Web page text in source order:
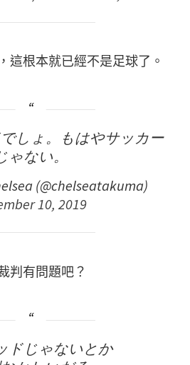
這根本就已經不是足球了。
しょ。もはやサッカー
ゃない。
(@chelseatakuma)
10, 2019
判有問題吧？
ドじゃないとか